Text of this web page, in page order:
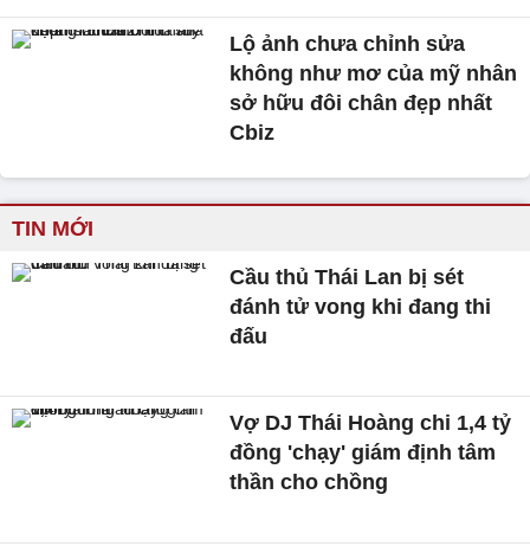
Lộ ảnh chưa chỉnh sửa
không như mơ của mỹ nhân
sở hữu đôi chân đẹp nhất
Cbiz
TIN MỚI
Cầu thủ Thái Lan bị sét
đánh tử vong khi đang thi
đấu
Vợ DJ Thái Hoàng chi 1,4 tỷ
đồng 'chạy' giám định tâm
thần cho chồng